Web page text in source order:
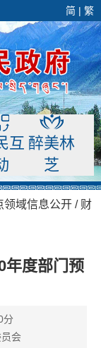
简 | 繁
互 醉美林
芝
领域信息公开 / 财
年度部门预
分
会